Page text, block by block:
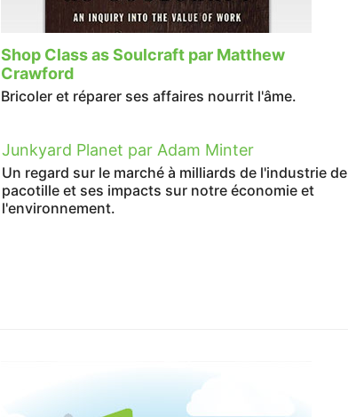
Shop Class as Soulcraft par Matthew
Crawford
Bricoler et réparer ses affaires nourrit l'âme.
Junkyard Planet par Adam Minter
Un regard sur le marché à milliards de l'industrie de
pacotille et ses impacts sur notre économie et
l'environnement.